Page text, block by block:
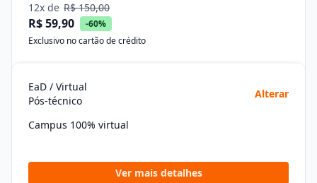
12x de R$ 150,00
R$ 59,90
-60%
Exclusivo no cartão de crédito
EaD / Virtual
Pós-técnico
Alterar
Campus 100% virtual
Ver mais detalhes